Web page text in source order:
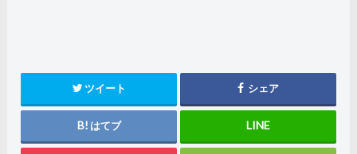
ツイート シェア
はてブ